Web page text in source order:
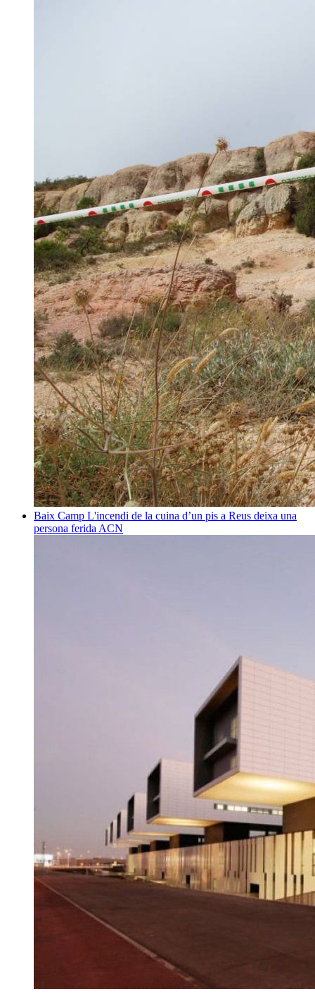
Baix Camp L'incendi de la cuina d’un pis a Reus deixa una
persona ferida ACN